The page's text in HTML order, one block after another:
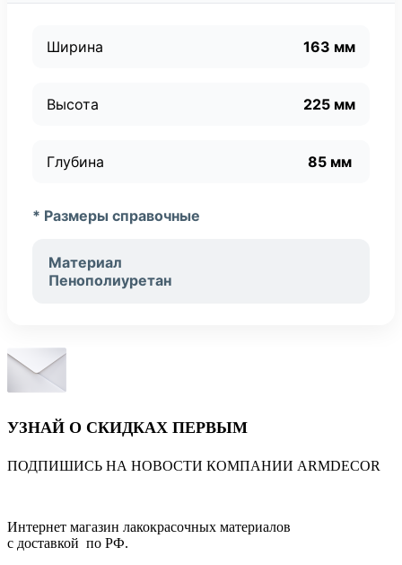
Ширина 163 мм
Высота 225 мм
Глубина 85 мм
* Размеры справочные
Материал
Пенополиуретан
УЗНАЙ О СКИДКАХ ПЕРВЫМ
ПОДПИШИСЬ НА НОВОСТИ КОМПАНИИ ARMDECOR
Интернет магазин лакокрасочных материалов
с доставкой по РФ.